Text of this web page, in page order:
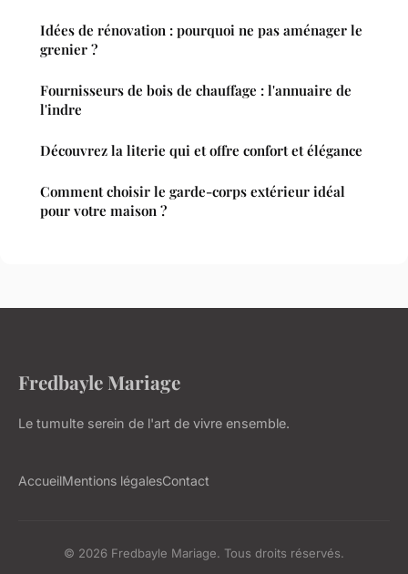
Idées de rénovation : pourquoi ne pas aménager le
grenier ?
Fournisseurs de bois de chauffage : l'annuaire de
l'indre
Découvrez la literie qui et offre confort et élégance
Comment choisir le garde-corps extérieur idéal
pour votre maison ?
Fredbayle Mariage
Le tumulte serein de l'art de vivre ensemble.
AccueilMentions légalesContact
© 2026 Fredbayle Mariage. Tous droits réservés.